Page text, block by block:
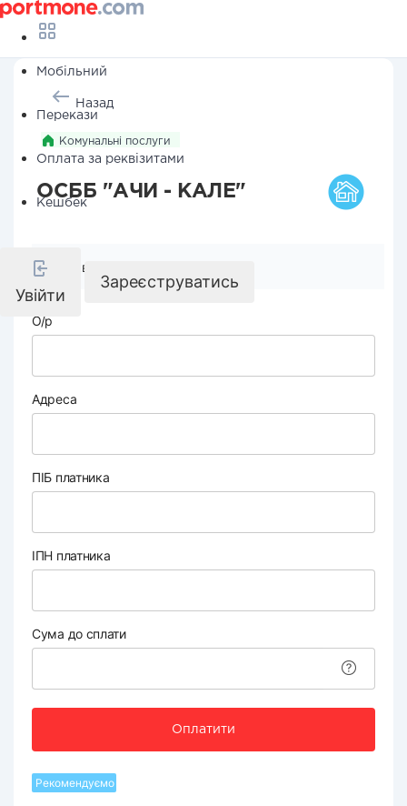
Мобільний
Перекази
Оплата за реквізитами
Кешбек
Увійти
Зареєструватись
Назад
Комунальні послуги
ОСББ "АЧИ - КАЛЕ"
Реквізити компанії
О/р
Адреса
ПІБ платника
ІПН платника
Сума до сплати
Оплатити
Рекомендуємо